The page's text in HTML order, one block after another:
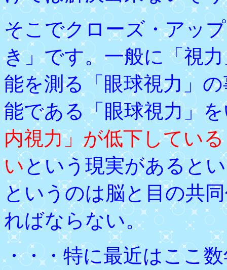
そこでクローズ・アッ
き」です。一般に「視
能を測る「眼球視力」
能である「眼球視力」
内視力」が低下してい
いという現実があると
というのは脳と目の共
ればならない。
・・・特に最近はここ